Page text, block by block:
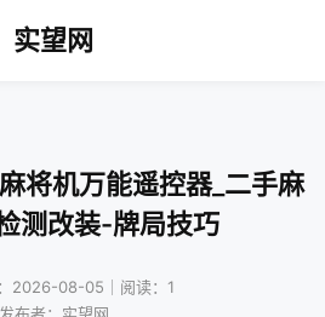
实望网
将机万能遥控器_二手麻
测改装-牌局技巧
2026-08-05｜阅读：1